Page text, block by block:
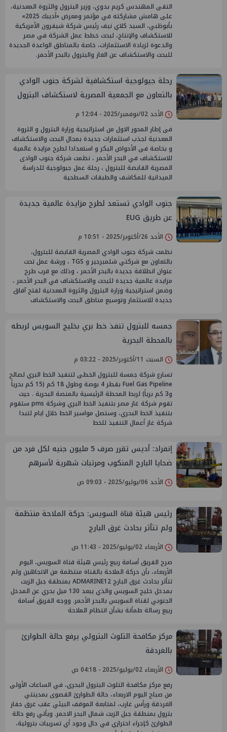
التقى المهندس كريم بدوي، وزير البترول والثروة المعدنية،
على هامش مشاركته في مؤتمر ومعرض «أديبك 2025»
بأبوظبي، السيد كلاي نيف رئيس شركة شيفرون الأمريكية
للاستكشاف والإنتاج، لبحث خطط عمل الشركة في مصر
والدعوة لزيادة الاستثمارات، خاصة بالمناطق الواعدة الجديدة
للبحث والاستكشاف عن الغاز والبترول بالبحر الأحمر.
رحلة جيولوجية استكشافية لشركة جنوب الوادي
بالتعاون مع الجمعية المصرية لاستكشاف البترول
وأساتذة الجامعات
الأحد 02/نوفمبر/2025 - 12:04 م
فى إطار المحور الاول من استراتيجية وزارة البترول و الثروة
المعدنية لجذب استثمارات جديدة بمجال البحث والاستكشاف
و بخاصة فى الأحواض البكر و استعدادا لطرح مزايدة عالمية
للاستكشاف في البحر الأحمر ، نظمت شركة جنوب الوادى
المصرية القابضة للبترول ، رحلة عمل جيولوجية للدراسة
الميدانية للمكاشف والطبقات السطحية
جنوب الوادي تستعد لطرح مزايدة عالمية جديدة
عن طريق EUG
الأحد 26/أكتوبر/2025 - 10:51 م
نظمت شركة جنوب الوادي المصرية القابضة للبترول،
بالتعاون مع شركتي شلمبرجير و TGS ، ورشة عمل تحت
عنوان انطلاقة جديدة بالبحر الأحمر ، وذلك مع قرب طرح
مزايدة عالمية جديدة للبحث والاستكشاف في البحر الأحمر ،
وضمن استراتيجية وزارة البترول والثروة المعدنية لفتح آفاق
جديدة للاستثمار وتوسيع مناطق البحث والاستكشاف
جمسه للبترول تنفذ خط بري بخليج السويس لربطه
بالمحطة البحرية
السبت 11/أكتوبر/2025 - 03:22 م
تسارع شركة جمسة للبترول الخطى لتنفيذ الخط البري لصالح
Fuel Gas Pipeline بقطر 4 بوصة وطول 18 كم (15 كم بحرياً
و3 كم برياً) لربط المحطة الرئيسية بالمنصة البحرية . حيث
تقوم شركة غاز مصر بتنفيذ الخط البري وشركة pms ستقوم
بتنفيذ الخط البحري، وستصل مواسير الخط خلال ايام لتبدا
شركة غاز أعمال التنفيذ للخط
إنفراد: أديس تقرر صرف 5 مليون جنيه لكل فرد من
ضحايا البارج المنكوب ومرتبات شهرية لأسرهم
الأحد 06/يوليو/2025 - 09:03 ص
رئيس هيئة قناة السويس: حركة الملاحة منتظمة
ولم تتأثر بحادث غرق البارج
الأربعاء 02/يوليو/2025 - 11:43 ص
صرح الفريق أسامة ربيع رئيس هيئة قناة السويس، اليوم
الأربعاء، بأن حركة الملاحة بالقناة منتظمة من الاتجاهين ولم
تتأثر بحادث غرق البارج ADMARINE12 بمنطقة جبل الزيت
بمدخل خليج السويس والذي يبعد 130 ميل بحري عن المدخل
الجنوبي لقناة السويس بالبحر الأحمر. ووجه الفريق أسامة
ربيع رسالة طمأنة بشأن انتظام الملاحة
مركز مكافحة التلوث البترولي يرفع حالة الطوارئ
بالغردقة
الأربعاء 02/يوليو/2025 - 04:18 ص
رفع مركز مكافحة التلوث البترول البحرى، في الساعات الأولى
من صباح اليوم الاربعاء، حالة الطوارئ القصوى بمدينتي
الغردقة ورأس غارب، لمتابعة الموقف البيئي عقب غرق حفار
بترول بمنطقة جبل الزيت شمال البحر الاحمر. ويأتي رفع حالة
الطوارئ كإجراء احترازي في حال وجود أي تسريبات بترولية،